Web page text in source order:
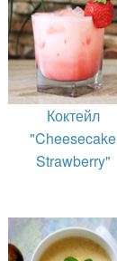
Коктейл
"Cheesecake
Strawberry"